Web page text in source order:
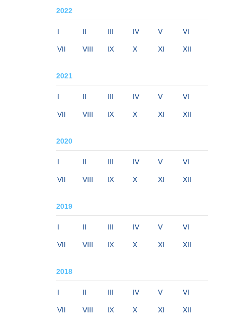
2022
I II III IV V VI
VII VIII IX X XI XII
2021
I II III IV V VI
VII VIII IX X XI XII
2020
I II III IV V VI
VII VIII IX X XI XII
2019
I II III IV V VI
VII VIII IX X XI XII
2018
I II III IV V VI
VII VIII IX X XI XII